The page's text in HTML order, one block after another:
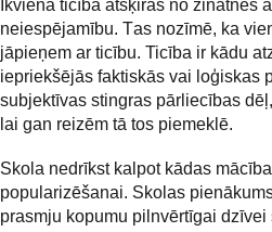
Ikviena ticība atšķiras no zinātnes
neiespējamību. Тas nozīmē, ka
jāpieņem ar ticību. Ticība ir kādu
iepriekšējās faktiskās vai loģiskas
subjektīvas stingras pārliecības
lai gan reizēm tā tos piemeklē.
Skola nedrīkst kalpot kādas
popularizēšanai. Skolas
prasmju kopumu pilnvērtīgai